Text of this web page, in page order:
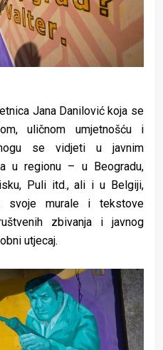
Jana Danilović koja se
uličnom umjetnošću i
se vidjeti u javnim
u regionu – u Beogradu,
Puli itd., ali i u Belgiji,
svoje murale i tekstove
zbivanja i javnog
utjecaj.